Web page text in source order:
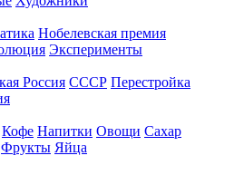
Нобелевская премия
Эксперименты
Россия СССР Перестройка
Кофе Напитки Овощи Сахар
Фрукты Яйца